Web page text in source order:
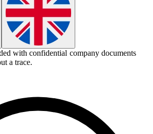
with confidential company documents
a trace.